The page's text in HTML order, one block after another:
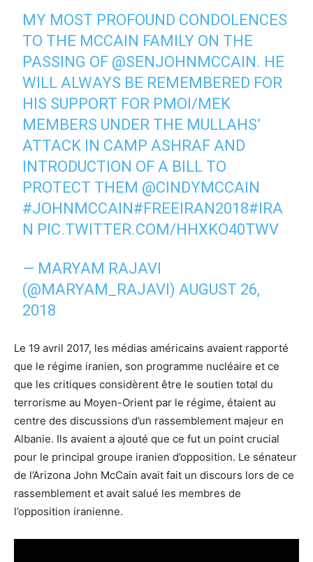
MY MOST PROFOUND CONDOLENCES
TO THE MCCAIN FAMILY ON THE
PASSING OF @SENJOHNMCCAIN. HE
WILL ALWAYS BE REMEMBERED FOR
HIS SUPPORT FOR PMOI/MEK
MEMBERS UNDER THE MULLAHS’
ATTACK IN CAMP ASHRAF AND
INTRODUCTION OF A BILL TO
PROTECT THEM @CINDYMCCAIN
#JOHNMCCAIN#FREEIRAN2018#IRA
N PIC.TWITTER.COM/HHXKO40TWV
— MARYAM RAJAVI
(@MARYAM_RAJAVI)AUGUST 26,
2018
Le 19 avril 2017, les médias américains avaient rapporté
que le régime iranien, son programme nucléaire et ce
que les critiques considèrent être le soutien total du
terrorisme au Moyen-Orient par le régime, étaient au
centre des discussions d’un rassemblement majeur en
Albanie. Ils avaient a ajouté que ce fut un point crucial
pour le principal groupe iranien d’opposition. Le sénateur
de l’Arizona John McCain avait fait un discours lors de ce
rassemblement et avait salué les membres de
l’opposition iranienne.